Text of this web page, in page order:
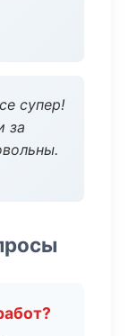
супер!
за